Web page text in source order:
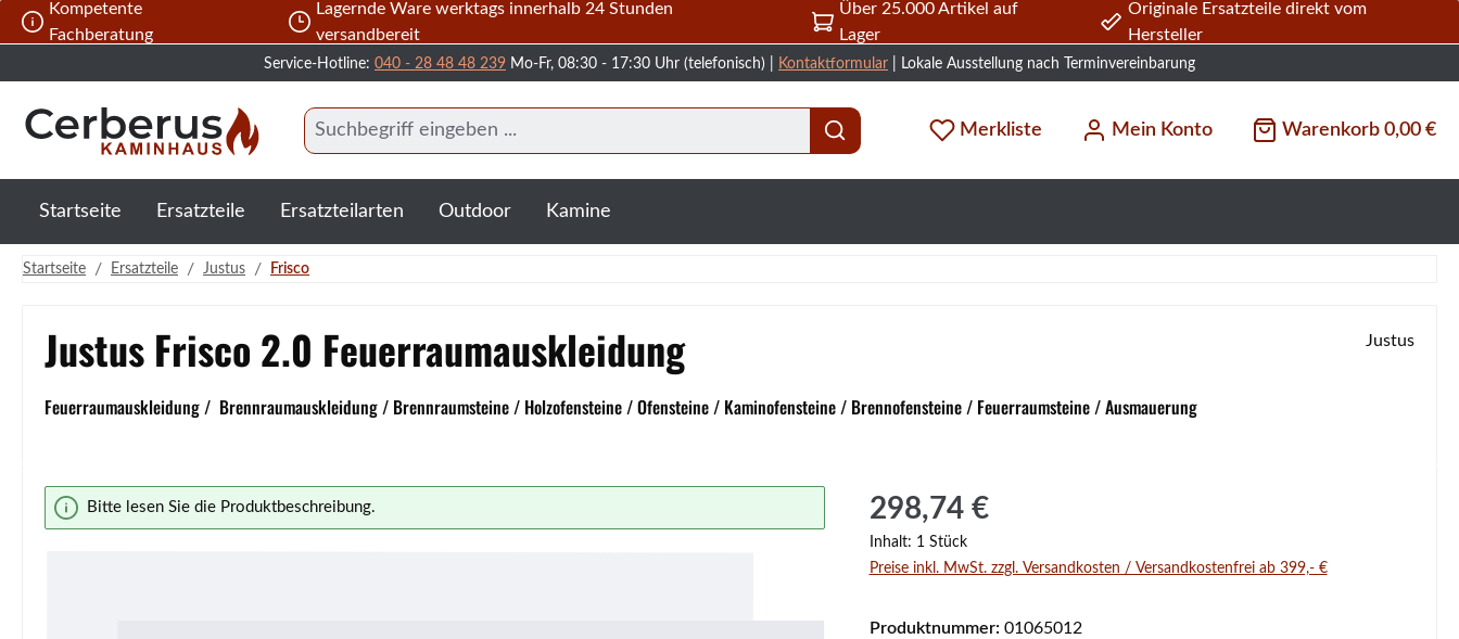
Hauptinhalt springen
Zur Suche springen
Zur Hauptnavigation springen
Kompetente
Fachberatung
Lagernde Ware werktags innerhalb 24 Stunden
versandbereit
Über 25.000 Artikel auf
Lager
Originale Ersatzteile direkt vom
Hersteller
Service-Hotline: 040 - 28 48 48 239 Mo-Fr, 08:30 - 17:30 Uhr (telefonisch) | Kontaktformular | Lokale Ausstellung nach Terminvereinbarung
Merkliste Mein Konto Warenkorb 0,00 €
Startseite Ersatzteile Ersatzteilarten Outdoor Kamine
Startseite / Ersatzteile / Justus / Frisco
Justus Frisco 2.0 Feuerraumauskleidung
Feuerraumauskleidung / Brennraumauskleidung / Brennraumsteine / Holzofensteine / Ofensteine / Kaminofensteine / Brennofensteine / Feuerraumsteine / Ausmauerung
Justus
Bildergalerie überspringen
Bitte lesen Sie die Produktbeschreibung.
Regulärer Preis:
298,74 €
Inhalt: 1 Stück
Preise inkl. MwSt. zzgl. Versandkosten / Versandkostenfrei ab 399,- €
Produktnummer: 01065012